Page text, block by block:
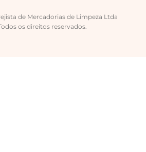
de Mercadorias de Limpeza Ltda
os direitos reservados.